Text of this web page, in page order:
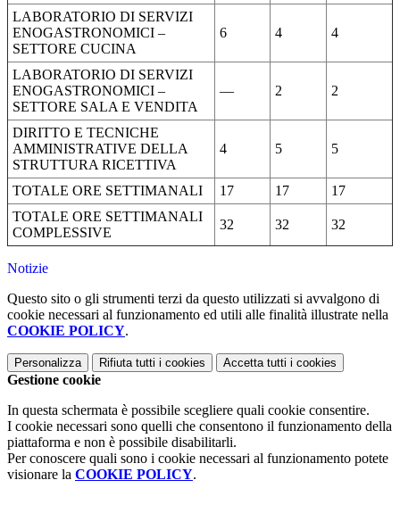
LABORATORIO DI SERVIZI
ENOGASTRONOMICI –
SETTORE CUCINA
6 4 4
LABORATORIO DI SERVIZI
ENOGASTRONOMICI –
SETTORE SALA E VENDITA
— 2 2
DIRITTO E TECNICHE
AMMINISTRATIVE DELLA
STRUTTURA RICETTIVA
4 5 5
TOTALE ORE SETTIMANALI 17 17
17
TOTALE ORE SETTIMANALI
COMPLESSIVE
32 32 32
Notizie
Questo sito o gli strumenti terzi da questo utilizzati si avvalgono di
cookie necessari al funzionamento ed utili alle finalità illustrate nella
COOKIE POLICY.
Personalizza Rifiuta tutti i cookies Accetta tutti i cookies
Gestione cookie
In questa schermata è possibile scegliere quali cookie consentire.
I cookie necessari sono quelli che consentono il funzionamento della
piattaforma e non è possibile disabilitarli.
Per conoscere quali sono i cookie necessari al funzionamento potete
visionare la COOKIE POLICY.